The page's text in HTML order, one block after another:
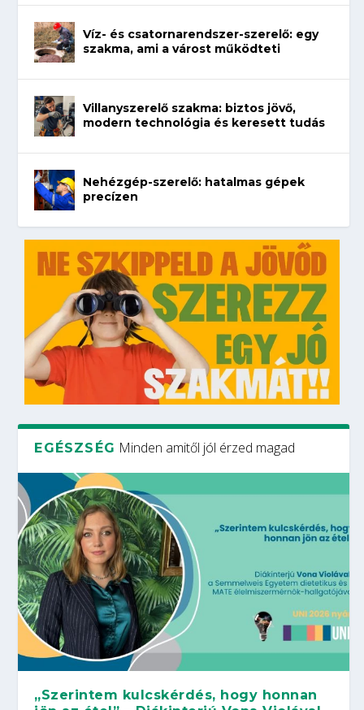
Víz- és csatornarendszer-szerelő: egy
szakma, ami a várost működteti
Villanyszerelő szakma: biztos jövő,
modern technológia és keresett tudás
Nehézgép-szerelő: hatalmas gépek
precízen
EGÉSZSÉG Minden amitől jól érzed magad
„Szerintem kulcskérdés, hogy honnan